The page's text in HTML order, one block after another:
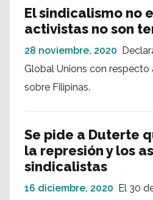
El sindicalismo no
activistas no son
28 noviembre, 2020
Global Unions con respecto
sobre Filipinas.
Se pide a Duterte
la represión y los
sindicalistas
16 diciembre, 2020 El 30